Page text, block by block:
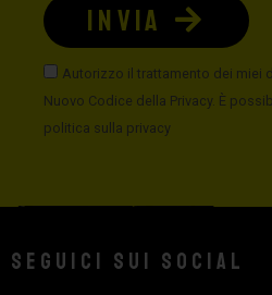
Autorizzo il trattamento dei miei
Nuovo Codice della Privacy. È
politica sulla privacy
INVIA
Seguici sui social